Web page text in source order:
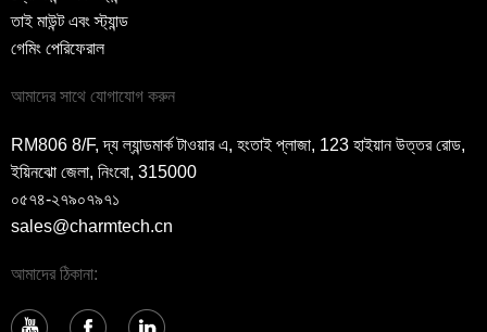
তাই মাউন্ট এবং স্ট্যান্ড
গেমিং পেরিফেরাল
আমাদের সাথে যোগাযোগ করুন
RM806 8/F, দ্য ল্যান্ডমার্ক টাওয়ার এ, হংতাই প্লাজা, 123 হাইয়ান উত্তর রোড,
ইয়িনঝো জেলা, নিংবো, 315000
০৫৭৪-২৭৯০৭৯৭১
sales@charmtech.cn
আমাদের ঠিকানা: